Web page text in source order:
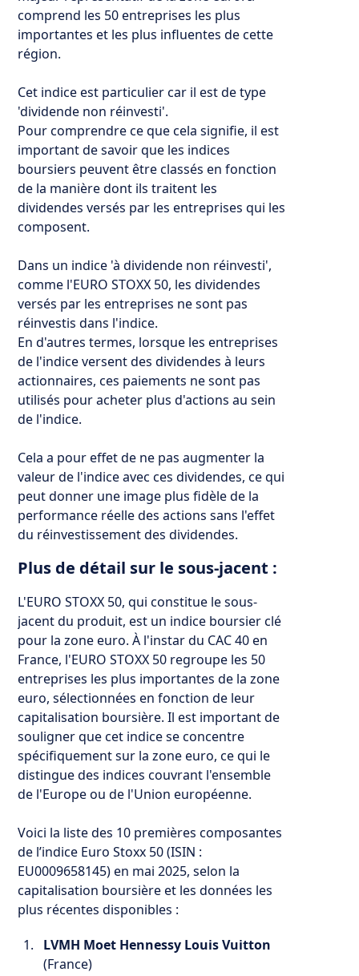
comprend les 50 entreprises les plus
importantes et les plus influentes de cette
région.
Cet indice est particulier car il est de type
'dividende non réinvesti'.
Pour comprendre ce que cela signifie, il est
important de savoir que les indices
boursiers peuvent être classés en fonction
de la manière dont ils traitent les
dividendes versés par les entreprises qui les
composent.
Dans un indice 'à dividende non réinvesti',
comme l'EURO STOXX 50, les dividendes
versés par les entreprises ne sont pas
réinvestis dans l'indice.
En d'autres termes, lorsque les entreprises
de l'indice versent des dividendes à leurs
actionnaires, ces paiements ne sont pas
utilisés pour acheter plus d'actions au sein
de l'indice.
Cela a pour effet de ne pas augmenter la
valeur de l'indice avec ces dividendes, ce qui
peut donner une image plus fidèle de la
performance réelle des actions sans l'effet
du réinvestissement des dividendes.
Plus de détail sur le sous-jacent :
L'EURO STOXX 50, qui constitue le sous-
jacent du produit, est un indice boursier clé
pour la zone euro. À l'instar du CAC 40 en
France, l'EURO STOXX 50 regroupe les 50
entreprises les plus importantes de la zone
euro, sélectionnées en fonction de leur
capitalisation boursière. Il est important de
souligner que cet indice se concentre
spécifiquement sur la zone euro, ce qui le
distingue des indices couvrant l'ensemble
de l'Europe ou de l'Union européenne.
Voici la liste des 10 premières composantes
de l’indice Euro Stoxx 50 (ISIN :
EU0009658145) en mai 2025, selon la
capitalisation boursière et les données les
plus récentes disponibles :
LVMH Moet Hennessy Louis Vuitton
(France)